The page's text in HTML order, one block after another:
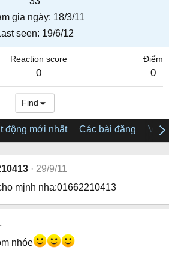
gia ngày 18/3/11
seen 19/6/12
Reaction score
0
Điểm
0
Find
động mới nhất Các bài đăng Về
29/9/11
mjnh nha:01662210413
nhóe